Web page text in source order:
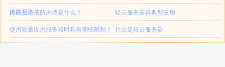
内网互访？
轻云服务器防火墙是什么？
轻云服务器得典型应用
使用轻量应用服务器时具有哪些限制？ 什么是轻云服务器